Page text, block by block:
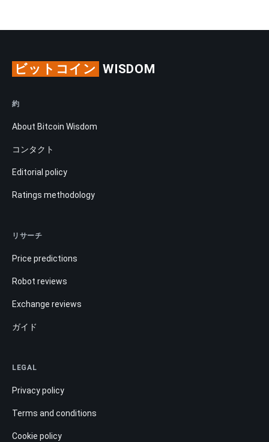
ビットコイン WISDOM
約
About Bitcoin Wisdom
コンタクト
Editorial policy
Ratings methodology
リサーチ
Price predictions
Robot reviews
Exchange reviews
ガイド
LEGAL
Privacy policy
Terms and conditions
Cookie policy